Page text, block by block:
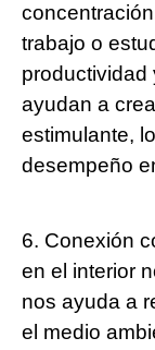
trabajo o
productividad
ayudan a
estimulante,
desempeño
6. Conexión
en el interior
nos ayuda a
el medio